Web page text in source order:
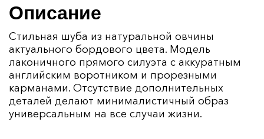
Описание
Стильная шуба из натуральной овчины
актуального бордового цвета. Модель
лаконичного прямого силуэта с аккуратным
английским воротником и прорезными
карманами. Отсутствие дополнительных
деталей делают минималистичный образ
универсальным на все случаи жизни.